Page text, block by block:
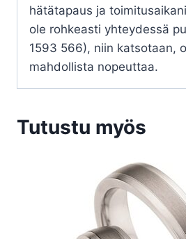
hätätapaus ja
ole rohkeasti yhteydessä
1593 566), niin katsotaan,
mahdollista nopeuttaa.
Tutustu myös